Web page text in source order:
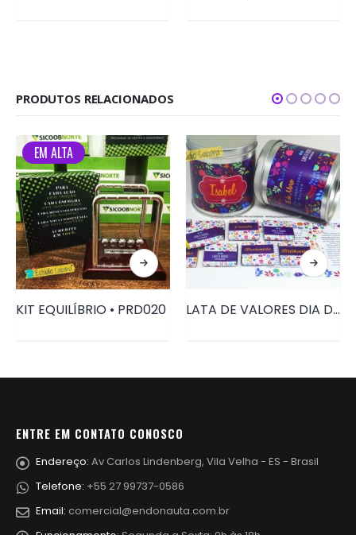
PRODUTOS RELACIONADOS
EM ALTA
KIT EQUILÍBRIO • PRD020 LATA DE VALORES DIA DA MULHER • PRD043
ENTRE EM CONTATO CONOSCO
Endereço: Av Carlos Lindenberg, Vila Velha - ES - Brasil
Telefone: +55 27 99737-0586
Email: comercial@endonauta.com.br